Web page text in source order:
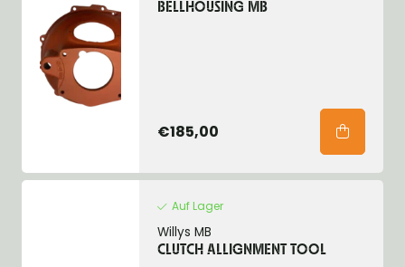
BELLHOUSING MB
€185,00
Auf Lager
Willys MB
CLUTCH ALLIGNMENT TOOL